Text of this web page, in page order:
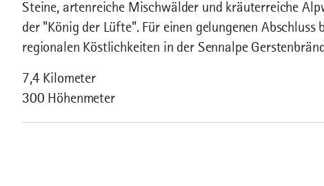
Steine, artenreiche Mischwälder und kräuterreiche
der "König der Lüfte". Für einen gelungenen
regionalen Köstlichkeiten in der Sennalpe
7,4 Kilometer
300 Höhenmeter